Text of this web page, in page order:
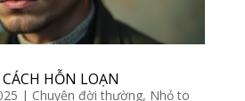
HỖN LOẠN
| Chuyện đời thường, Nhỏ to